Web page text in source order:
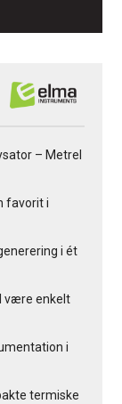
– Metrel
favorit i
i ét
være enkelt
i
termiske